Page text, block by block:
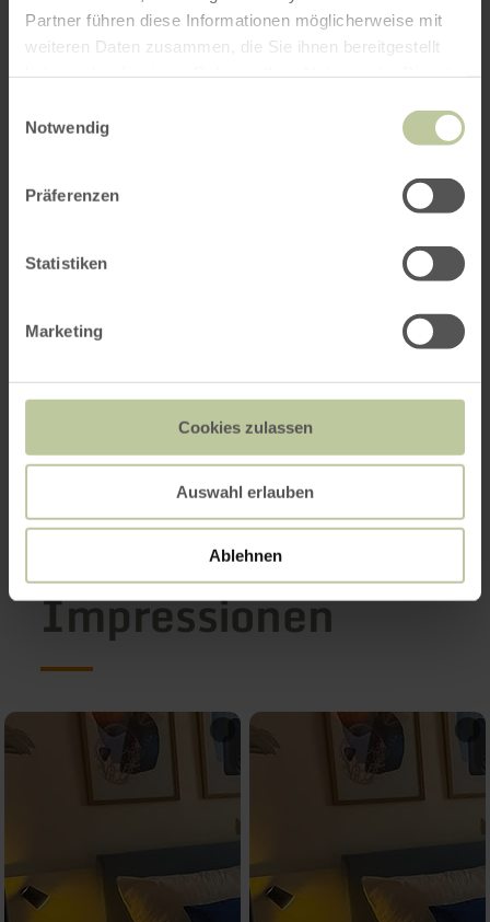
Partner führen diese Informationen möglicherweise mit
weiteren Daten zusammen, die Sie ihnen bereitgestellt
Notwendig
Präferenzen
Statistiken
Marketing
Cookies zulassen
Auswahl erlauben
Ablehnen
Impressionen